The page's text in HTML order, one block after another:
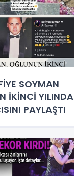
SOYMAN
İKİNCİ YILINDA
PAYLAŞTI